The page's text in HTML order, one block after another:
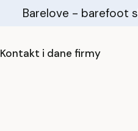
Barelove - barefoot
Kontakt i dane firmy